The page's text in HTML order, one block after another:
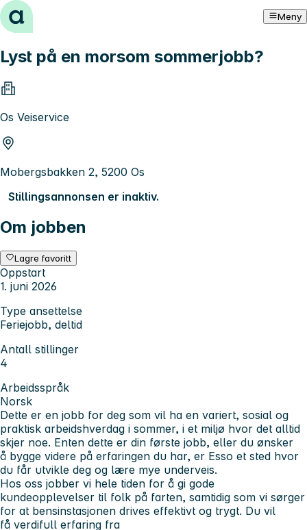
Hopp til innhold Meny
Lyst på en morsom sommerjobb?
Os Veiservice
Mobergsbakken 2, 5200 Os
Stillingsannonsen er inaktiv.
Om jobben
Lagre favoritt
Oppstart
1. juni 2026
Type ansettelse
Feriejobb, deltid
Antall stillinger
4
Arbeidsspråk
Norsk
Dette er en jobb for deg som vil ha en variert, sosial og
praktisk arbeidshverdag i sommer, i et miljø hvor det alltid
skjer noe. Enten dette er din første jobb, eller du ønsker
å bygge videre på erfaringen du har, er Esso et sted hvor
du får utvikle deg og lære mye underveis.
Hos oss jobber vi hele tiden for å gi gode
kundeopplevelser til folk på farten, samtidig som vi sørger
for at bensinstasjonen drives effektivt og trygt. Du vil
få verdifull erfaring fra